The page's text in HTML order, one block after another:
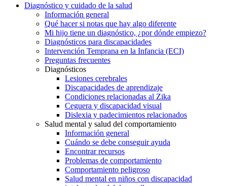
Diagnóstico y cuidado de la salud
Información general
Qué hacer si notas que hay algo diferente
Mi hijo tiene un diagnóstico, ¿por dónde empiezo?
Diagnósticos para discapacidades
Intervención Temprana en la Infancia (ECI)
Preguntas frecuentes
Diagnósticos
Lesiones cerebrales
Discapacidades de aprendizaje
Condiciones relacionadas al Zika
Ceguera y discapacidad visual
Dislexia y padecimientos relacionados
Salud mental y salud del comportamiento
Información general
Cuándo se debe conseguir ayuda
Encontrar recursos
Problemas de comportamiento
Comportamiento peligroso
Salud mental en niños con discapacidad